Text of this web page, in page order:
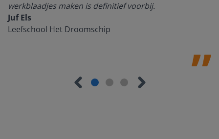
werkblaadjes maken is definitief voorbij.
Juf Els
Leefschool Het Droomschip